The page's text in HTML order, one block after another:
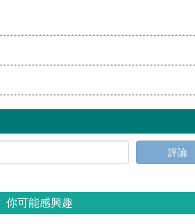
評論
你可能感興趣